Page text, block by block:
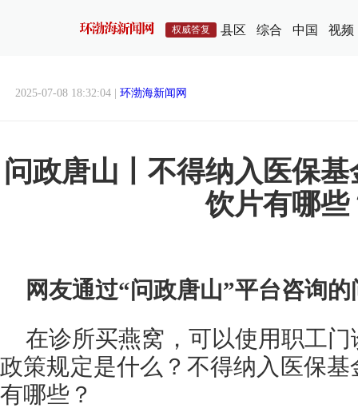
权威答复 县区 综合 中国 视频
2025-07-08 18:32:04 | 环渤海新闻网
问政唐山丨不得纳入医保
饮片有哪些
网友通过“问政唐山”平台咨询的
在诊所买燕窝，可以使用职工
政策规定是什么？ 不得纳入医保
有哪些？